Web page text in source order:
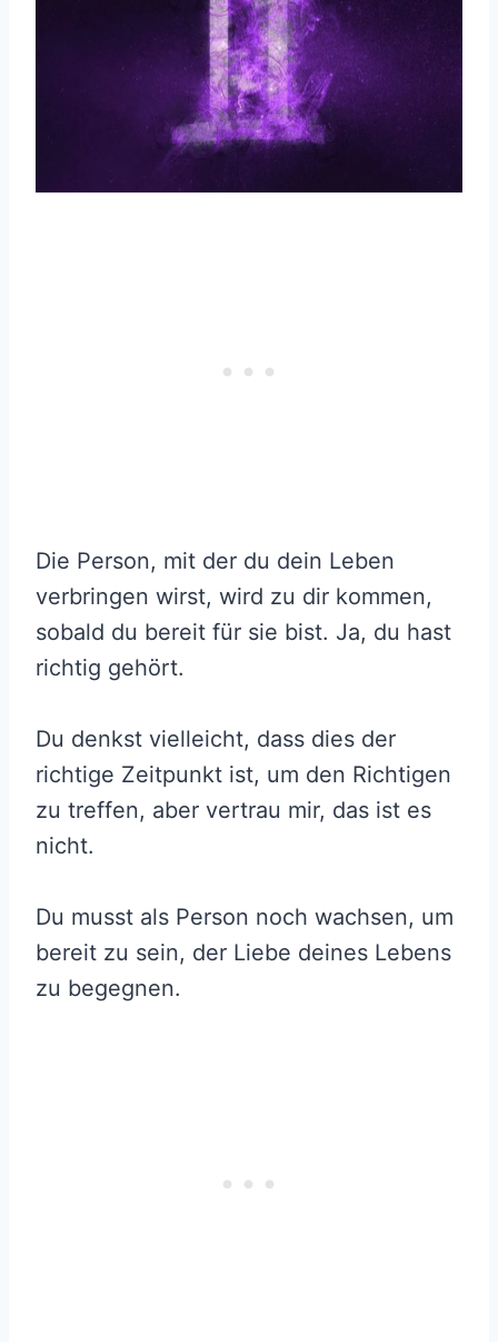
Die Person, mit der du dein Leben
verbringen wirst, wird zu dir kommen,
sobald du bereit für sie bist. Ja, du hast
richtig gehört.
Du denkst vielleicht, dass dies der
richtige Zeitpunkt ist, um den Richtigen
zu treffen, aber vertrau mir, das ist es
nicht.
Du musst als Person noch wachsen, um
bereit zu sein, der Liebe deines Lebens
zu begegnen.